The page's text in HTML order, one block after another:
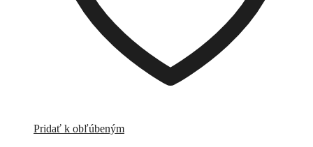
Pridať k obľúbeným